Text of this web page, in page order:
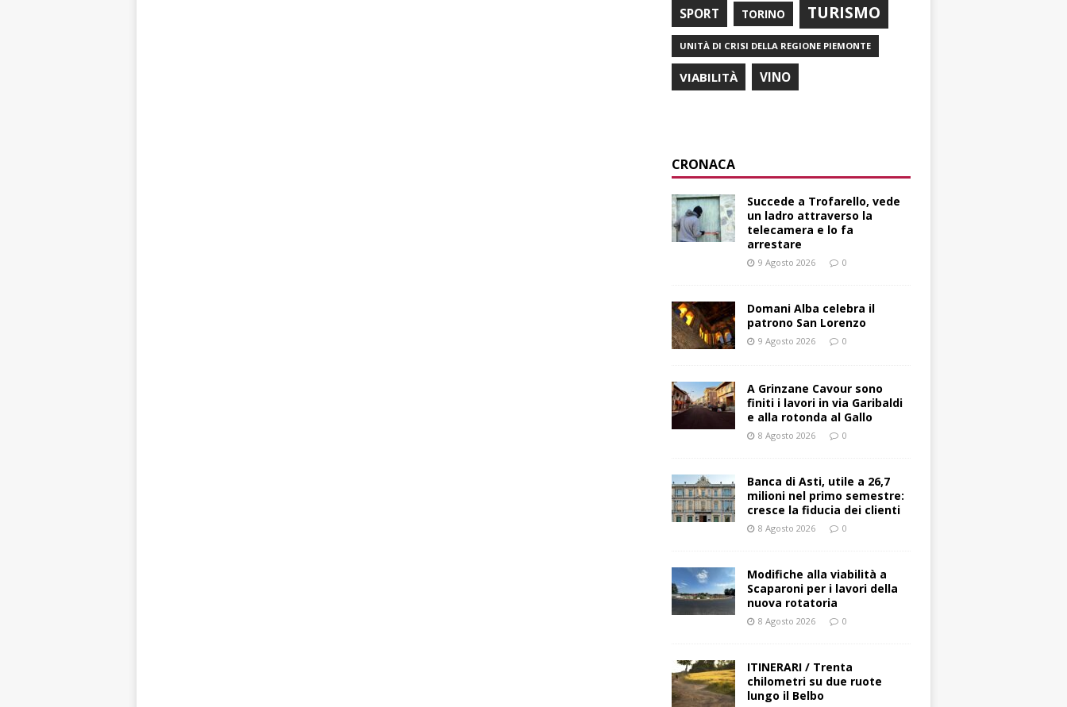
SPORT TORINO TURISMO
UNITÀ DI CRISI DELLA REGIONE PIEMONTE
VIABILITÀ VINO
CRONACA
Succede a Trofarello, vede
un ladro attraverso la
telecamera e lo fa
arrestare
9 Agosto 2026 0
Domani Alba celebra il
patrono San Lorenzo
9 Agosto 2026 0
A Grinzane Cavour sono
finiti i lavori in via Garibaldi
e alla rotonda al Gallo
8 Agosto 2026 0
Banca di Asti, utile a 26,7
milioni nel primo semestre:
cresce la fiducia dei clienti
8 Agosto 2026 0
Modifiche alla viabilità a
Scaparoni per i lavori della
nuova rotatoria
8 Agosto 2026 0
ITINERARI / Trenta
chilometri su due ruote
lungo il Belbo